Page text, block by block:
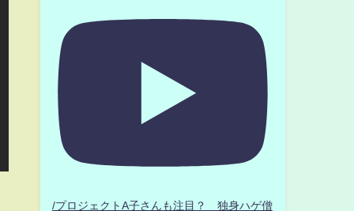
/プロジェクトA子さんも注目？ 独身ハゲ僧